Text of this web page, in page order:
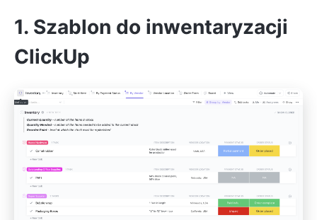
1. Szablon do inwentaryzacji
ClickUp